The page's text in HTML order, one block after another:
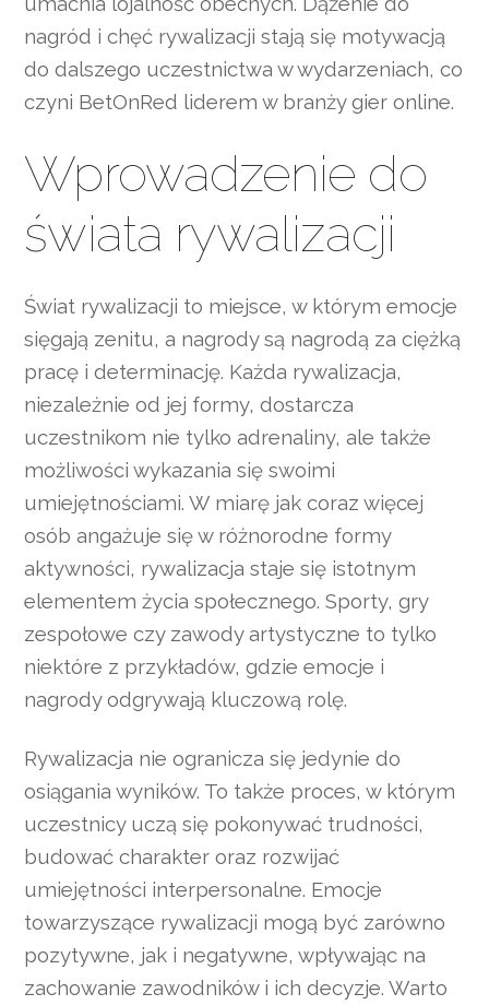
nagród i chęć rywalizacji stają się motywacją
do dalszego uczestnictwa w wydarzeniach, co
czyni BetOnRed liderem w branży gier online.
Wprowadzenie do
świata rywalizacji
Świat rywalizacji to miejsce, w którym emocje
sięgają zenitu, a nagrody są nagrodą za ciężką
pracę i determinację. Każda rywalizacja,
niezależnie od jej formy, dostarcza
uczestnikom nie tylko adrenaliny, ale także
możliwości wykazania się swoimi
umiejętnościami. W miarę jak coraz więcej
osób angażuje się w różnorodne formy
aktywności, rywalizacja staje się istotnym
elementem życia społecznego. Sporty, gry
zespołowe czy zawody artystyczne to tylko
niektóre z przykładów, gdzie emocje i
nagrody odgrywają kluczową rolę.
Rywalizacja nie ogranicza się jedynie do
osiągania wyników. To także proces, w którym
uczestnicy uczą się pokonywać trudności,
budować charakter oraz rozwijać
umiejętności interpersonalne. Emocje
towarzyszące rywalizacji mogą być zarówno
pozytywne, jak i negatywne, wpływając na
zachowanie zawodników i ich decyzje. Warto